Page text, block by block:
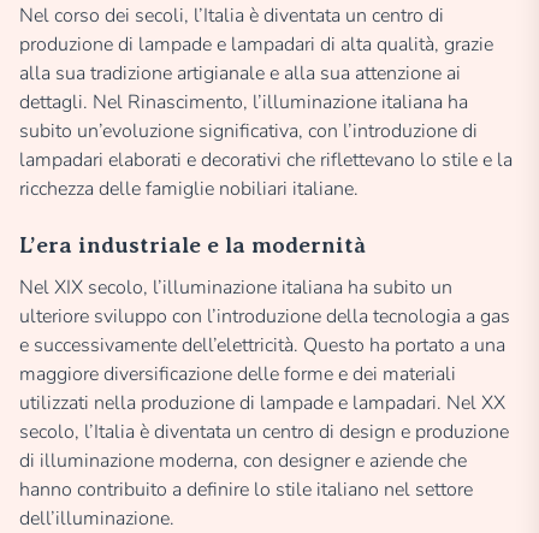
Nel corso dei secoli, l’Italia è diventata un centro di
produzione di lampade e lampadari di alta qualità, grazie
alla sua tradizione artigianale e alla sua attenzione ai
dettagli. Nel Rinascimento, l’illuminazione italiana ha
subito un’evoluzione significativa, con l’introduzione di
lampadari elaborati e decorativi che riflettevano lo stile e la
ricchezza delle famiglie nobiliari italiane.
L’era industriale e la modernità
Nel XIX secolo, l’illuminazione italiana ha subito un
ulteriore sviluppo con l’introduzione della tecnologia a gas
e successivamente dell’elettricità. Questo ha portato a una
maggiore diversificazione delle forme e dei materiali
utilizzati nella produzione di lampade e lampadari. Nel XX
secolo, l’Italia è diventata un centro di design e produzione
di illuminazione moderna, con designer e aziende che
hanno contribuito a definire lo stile italiano nel settore
dell’illuminazione.